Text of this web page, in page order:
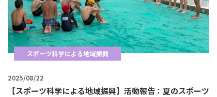
スポーツ科学による地域振興
2025/08/22
【スポーツ科学による地域振興】活動報告：夏のスポーツ